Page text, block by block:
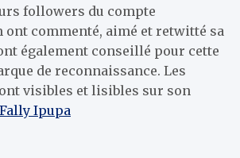
followers du compte
ont commenté, aimé et retwitté sa
également conseillé pour cette
de reconnaissance. Les
visibles et lisibles sur son
Fally Ipupa